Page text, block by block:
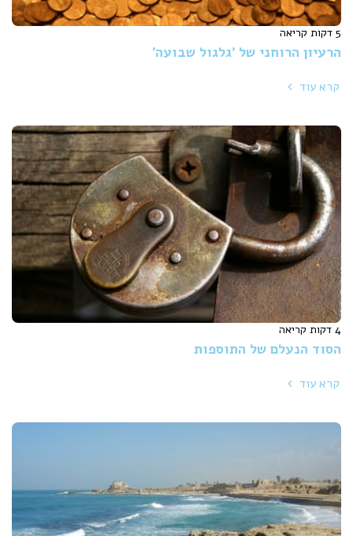
5 דקות קריאה
הרעיון הרוחני של 'גלגול שבועה'
קרא עוד
4 דקות קריאה
הסוד הנעלם של התוספות
קרא עוד